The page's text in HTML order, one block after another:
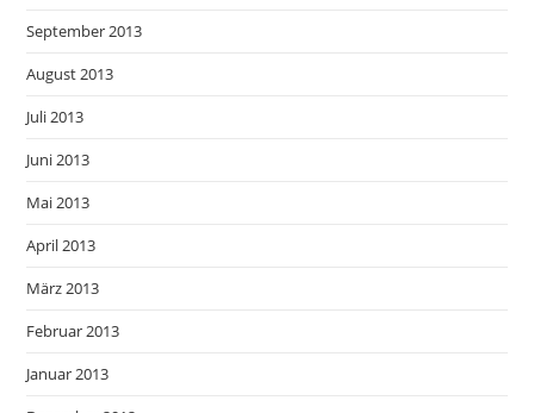
September 2013
August 2013
Juli 2013
Juni 2013
Mai 2013
April 2013
März 2013
Februar 2013
Januar 2013